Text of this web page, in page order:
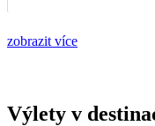
zobrazit více
Výlety v